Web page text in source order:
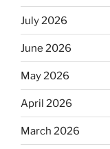
July 2026
June 2026
May 2026
April 2026
March 2026